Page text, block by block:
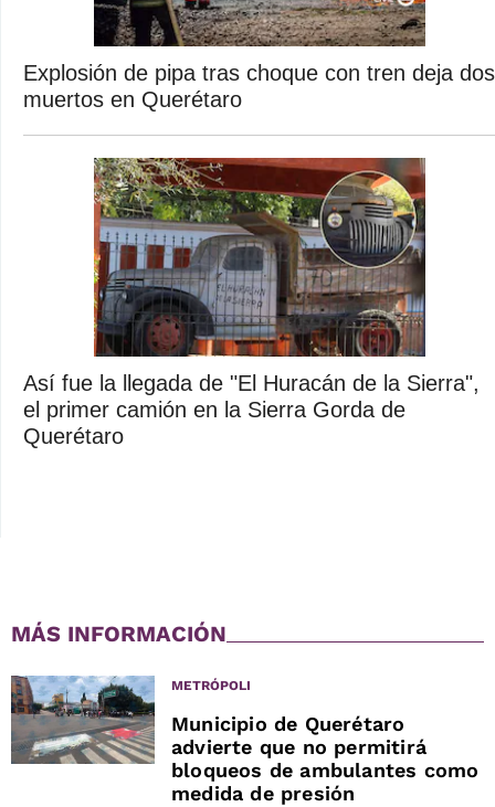
Explosión de pipa tras choque con tren deja dos
muertos en Querétaro
Así fue la llegada de "El Huracán de la Sierra",
el primer camión en la Sierra Gorda de
Querétaro
MÁS INFORMACIÓN
METRÓPOLI
Municipio de Querétaro
advierte que no permitirá
bloqueos de ambulantes como
medida de presión